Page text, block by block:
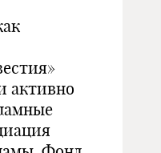
активно